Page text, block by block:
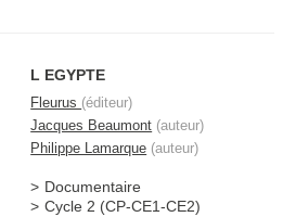
L EGYPTE
Fleurus (éditeur)
Jacques Beaumont (auteur)
Philippe Lamarque (auteur)
Documentaire
Cycle 2 (CP-CE1-CE2)